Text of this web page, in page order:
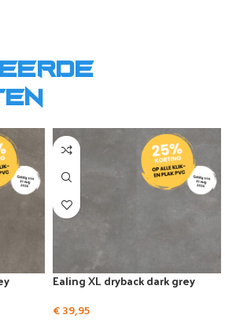
Ealing XL dryback dark grey
€39,95